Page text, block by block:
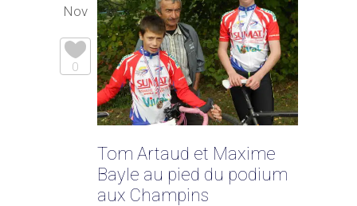
Nov
0
Tom Artaud et Maxime
Bayle au pied du podium
aux Champins